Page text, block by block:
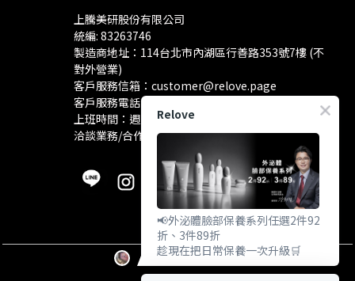
上騰美研股份有限公司
統編: 83263746
製造商地址：114台北市內湖區行善路353號7樓 (不
對外營業)
客戶服務信箱： customer@relove.page
客戶服務電話：
上班時間：週一至週五 10:30~18:30
洽談業務/合作資訊：pr@relove.page
Relove
📢外泌體臉部保養系列任選2件92
折、3件89折
趁現在把日常保養一次升級🛒